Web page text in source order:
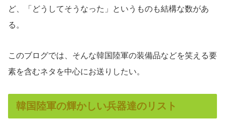
ど、「どうしてそうなった」というものも結構な数があ
る。
このブログでは、そんな韓国陸軍の装備品などを笑える要
素を含むネタを中心にお送りしたい。
韓国陸軍の輝かしい兵器達のリスト